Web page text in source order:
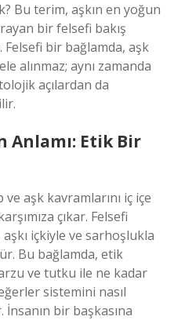
Bu terim, aşkın en yoğun
bir felsefi bakış
Felsefi bir bağlamda, aşk
alınmaz; aynı zamanda
açılardan da
Anlamı: Etik Bir
aşk kavramlarını iç içe
çıkar. Felsefi
aşkı içkiyle ve sarhoşlukla
Bu bağlamda, etik
ve tutku ile ne kadar
sistemini nasıl
bir başkasına